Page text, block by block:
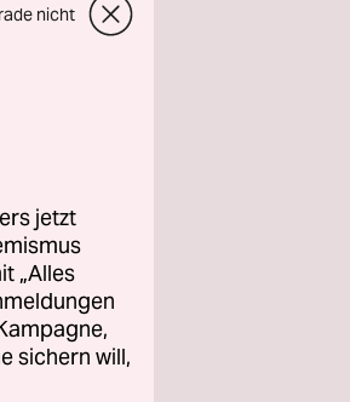
nicht
jetzt
„Alles
sichern will,